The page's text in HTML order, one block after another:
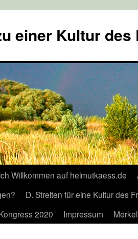
einer Kultur des
Willkommen auf helmutkaess.de
D. Streiten für eine Kultur des
2020
Impressum